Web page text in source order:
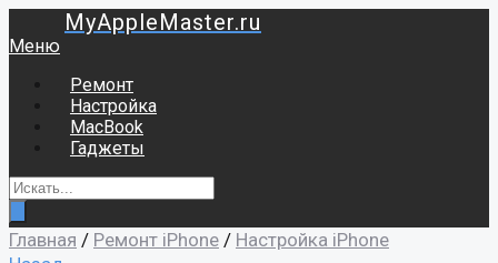
MyAppleMaster.ru
Меню
Ремонт
Настройка
MacBook
Гаджеты
Главная / Ремонт iPhone / Настройка iPhone